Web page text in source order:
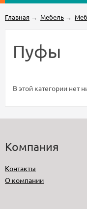
Главная → Мебель →
Пуфы
В этой категории нет
Компания
Контакты
О компании